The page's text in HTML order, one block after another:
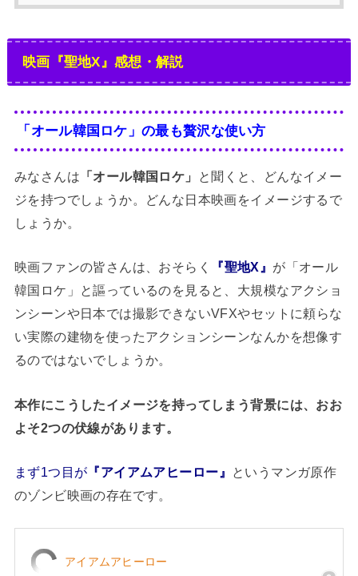
映画『聖地X』感想・解説
「オール韓国ロケ」の最も贅沢な使い方
みなさんは 「オール韓国ロケ」
と聞くと、どんなイメー
ジを持つでしょうか。どんな日本映画をイメージするで
しょうか。
映画ファンの皆さんは、おそらく 『聖地X』 が「オール
韓国ロケ」と謳っているのを見ると、大規模なアクショ
ンシーンや日本では撮影できないVFXやセットに頼らな
い実際の建物を使ったアクションシーンなんかを想像す
るのではないでしょうか。
本作にこうしたイメージを持ってしまう背景には、おお
よそ2つの伏線があります。
まず1つ目が 『アイアムアヒーロー』
というマンガ原作
のゾンビ映画の存在です。
アイアムアヒーロー